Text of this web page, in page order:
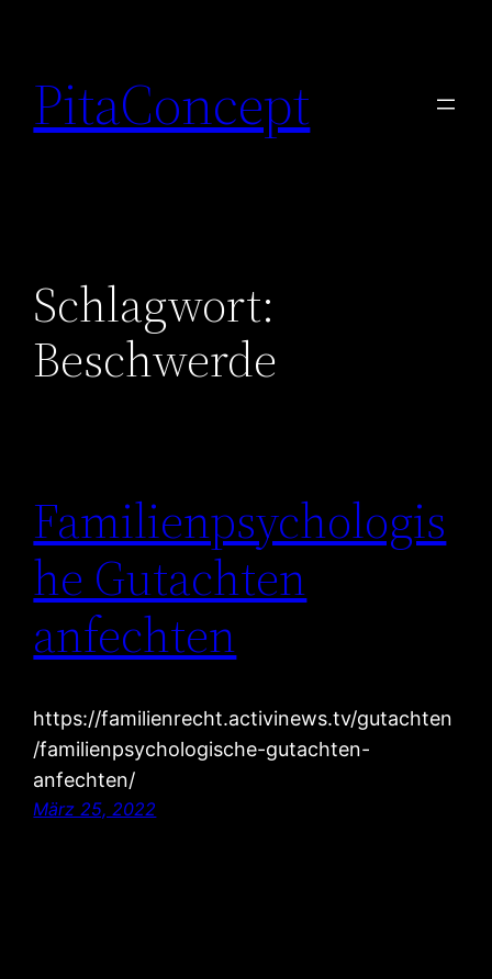
springen
PitaConcept
Schlagwort:
Beschwerde
Familienpsychologis
he Gutachten
anfechten
https://familienrecht.activinews.tv/gutachten
/familienpsychologische-gutachten-
anfechten/
März 25, 2022